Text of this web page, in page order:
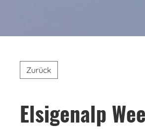
Zurück
Elsigenalp